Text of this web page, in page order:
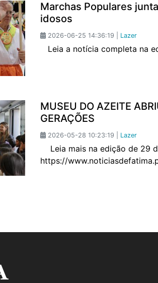
Marchas Populares
idosos
2026-06-25 14:36:19 | Lazer
Leia a notícia completa na
MUSEU DO AZEITE
GERAÇÕES
2026-05-28 10:23:19 | Lazer
Leia mais na edição de 29
https://